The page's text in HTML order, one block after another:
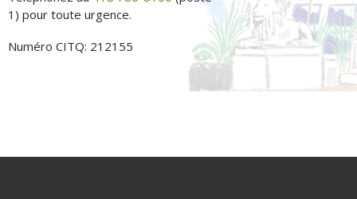
1) pour toute urgence.
Numéro CITQ: 212155